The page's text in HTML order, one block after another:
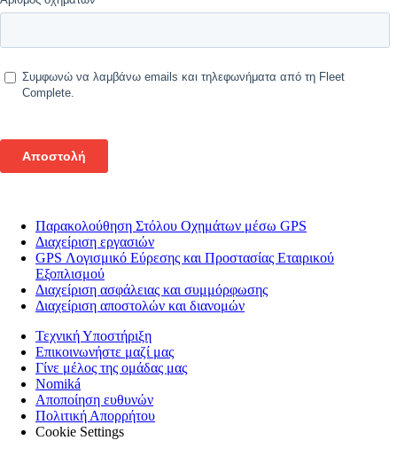
Παρακολούθηση Στόλου Οχημάτων μέσω GPS
Διαχείριση εργασιών
GPS Λογισμικό Εύρεσης και Προστασίας Εταιρικού
Εξοπλισμού
Διαχείριση ασφάλειας και συμμόρφωσης
Διαχείριση αποστολών και διανομών
Τεχνική Υποστήριξη
Επικοινωνήστε μαζί μας
Γίνε μέλος της ομάδας μας
Nomiká
Αποποίηση ευθυνών
Πολιτική Απορρήτου
Cookie Settings